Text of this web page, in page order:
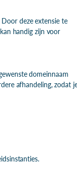
deze extensie te
handig zijn voor
domeinnaam
afhandeling, zodat